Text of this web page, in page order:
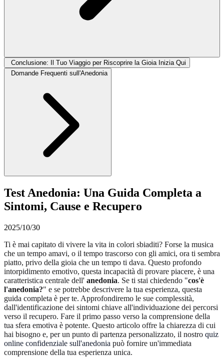
Conclusione: Il Tuo Viaggio per Riscoprire la Gioia Inizia Qui
Domande Frequenti sull'Anedonia
Test Anedonia: Una Guida Completa a
Sintomi, Cause e Recupero
2025/10/30
Ti è mai capitato di vivere la vita in colori sbiaditi? Forse la musica
che un tempo amavi, o il tempo trascorso con gli amici, ora ti sembra
piatto, privo della gioia che un tempo ti dava. Questo profondo
intorpidimento emotivo, questa incapacità di provare piacere, è una
caratteristica centrale dell' anedonia. Se ti stai chiedendo "cos'è
l'anedonia?" e se potrebbe descrivere la tua esperienza, questa
guida completa è per te. Approfondiremo le sue complessità,
dall'identificazione dei sintomi chiave all'individuazione dei percorsi
verso il recupero. Fare il primo passo verso la comprensione della
tua sfera emotiva è potente. Questo articolo offre la chiarezza di cui
hai bisogno e, per un punto di partenza personalizzato, il nostro quiz
online confidenziale sull'anedonia può fornire un'immediata
comprensione della tua esperienza unica.